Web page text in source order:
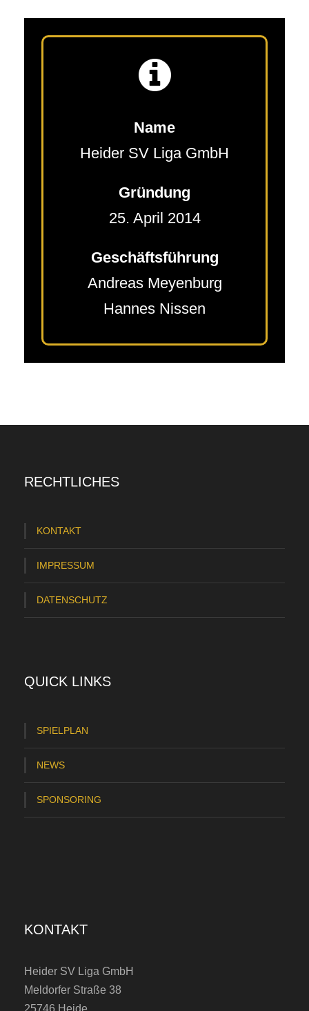
Name
Heider SV Liga GmbH
Gründung
25. April 2014
Geschäftsführung
Andreas Meyenburg
Hannes Nissen
RECHTLICHES
KONTAKT
IMPRESSUM
DATENSCHUTZ
QUICK LINKS
SPIELPLAN
NEWS
SPONSORING
KONTAKT
Heider SV Liga GmbH
Meldorfer Straße 38
25746 Heide